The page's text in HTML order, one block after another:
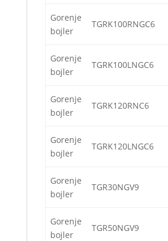
Gorenje
bojler
TGRK100RNGC6
Gorenje
bojler
TGRK100LNGC6
Gorenje
bojler
TGRK120RNC6
Gorenje
bojler
TGRK120LNGC6
Gorenje
bojler
TGR30NGV9
Gorenje
bojler
TGR50NGV9